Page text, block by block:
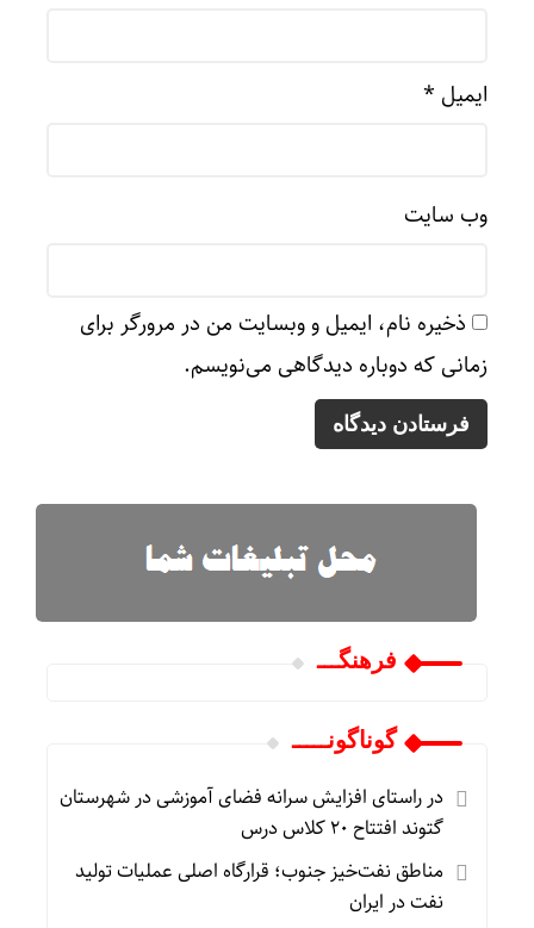
ایمیل *
وب‌ سایت
ذخیره نام، ایمیل و وبسایت من در مرورگر برای
زمانی که دوباره دیدگاهی می‌نویسم.
فرهنگـــ
گوناگونـــــ
در راستای افزایش سرانه فضای آموزشی در شهرستان
گتوند افتتاح ۲۰ کلاس درس
مناطق نفت‌خیز جنوب؛ قرارگاه اصلی عملیات تولید
نفت در ایران